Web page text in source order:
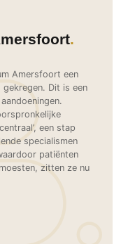
Amersfoort een
Dit is een
een stap
specialismen
patiënten
zitten ze nu